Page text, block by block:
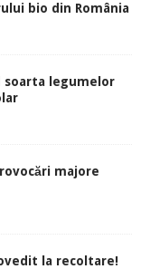
bio din România
soarta legumelor
majore
la recoltare!